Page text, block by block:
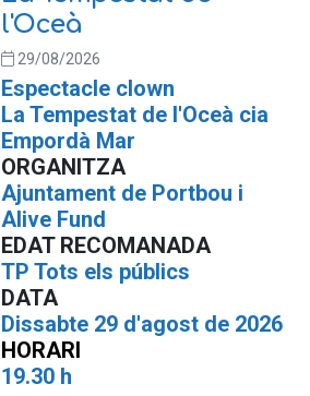
l'Oceà
29/08/2026
Espectacle clown
La Tempestat de l'Oceà cia
Empordà Mar
ORGANITZA
Ajuntament de Portbou i
Alive Fund
EDAT RECOMANADA
TP Tots els públics
DATA
Dissabte 29 d'agost de 2026
HORARI
19.30 h